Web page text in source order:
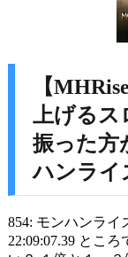
【
上げるス
振った方
ハンライ
854: モンハンライ
22:09:07.39 とこ